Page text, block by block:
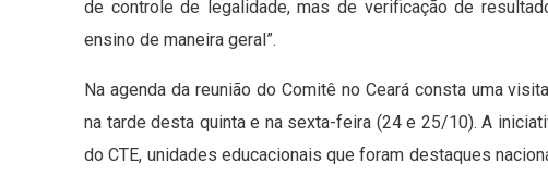
de controle de legalidade, mas de verificação de
ensino de maneira geral”.
Na agenda da reunião do Comitê no Ceará consta uma
na tarde desta quinta e na sexta-feira (24 e 25/10). A
do CTE, unidades educacionais que foram destaques